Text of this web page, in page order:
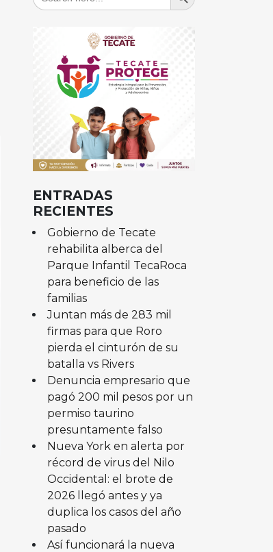
ENTRADAS
RECIENTES
Gobierno de Tecate
rehabilita alberca del
Parque Infantil TecaRoca
para beneficio de las
familias
Juntan más de 283 mil
firmas para que Roro
pierda el cinturón de su
batalla vs Rivers
Denuncia empresario que
pagó 200 mil pesos por un
permiso taurino
presuntamente falso
Nueva York en alerta por
récord de virus del Nilo
Occidental: el brote de
2026 llegó antes y ya
duplica los casos del año
pasado
Así funcionará la nueva